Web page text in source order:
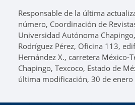
Responsable de la última
número, Coordinación de
Universidad Autónoma
Rodríguez Pérez, Oficina 113,
Hernández X., carretera México-
Chapingo, Texcoco, Estado de
última modificación, 30 de enero